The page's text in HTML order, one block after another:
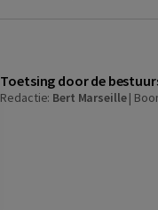
Toetsing door de
Redactie: Bert Marseille|